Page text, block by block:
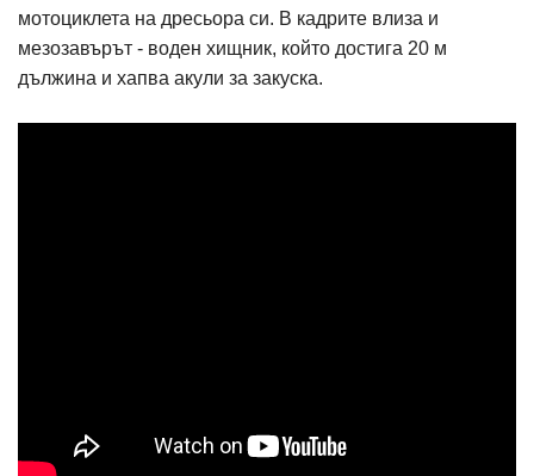
мотоциклета на дресьора си. В кадрите влиза и
мезозавърът - воден хищник, който достига 20 м
дължина и хапва акули за закуска.